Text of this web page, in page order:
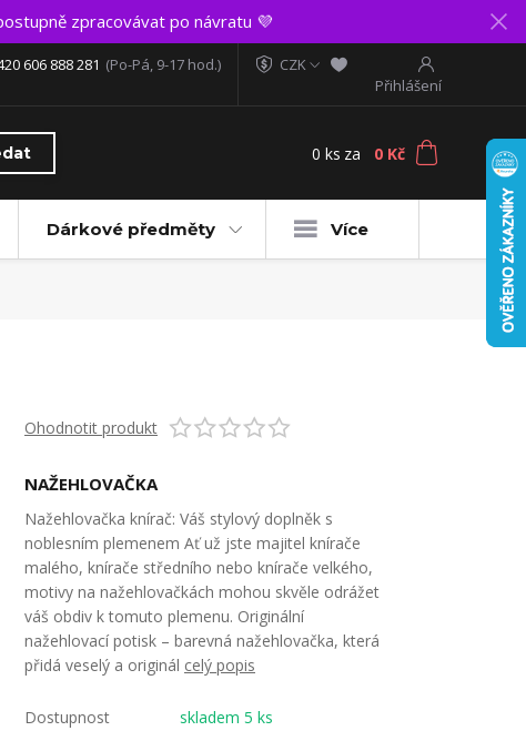
zpracovávat po návratu 💜
CZK
Přihlášení
606 888 281 (Po-Pá, 9-17 hod.)
0 ks za 0 Kč
Dárkové předměty Více
Ohodnotit produkt
NAŽEHLOVAČKA
Nažehlovačka knírač: Váš stylový doplněk s
noblesním plemenem Ať už jste majitel knírače
malého, knírače středního nebo knírače velkého,
motivy na nažehlovačkách mohou skvěle odrážet
váš obdiv k tomuto plemenu. Originální
nažehlovací potisk – barevná nažehlovačka, která
přidá veselý a originál celý popis
Dostupnost skladem 5 ks